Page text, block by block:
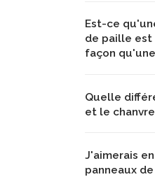
Est-ce
de paille est
façon
Quelle
et le
J'aimerais
panneaux